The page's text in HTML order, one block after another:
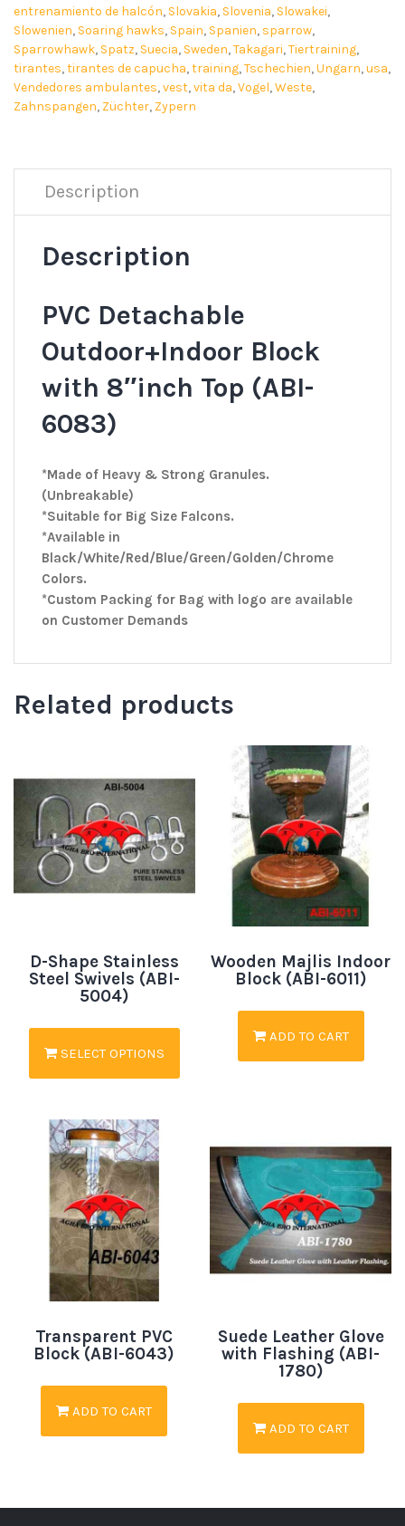
entrenamiento de halcón, Slovakia, Slovenia, Slowakei,
Slowenien, Soaring hawks, Spain, Spanien, sparrow,
Sparrowhawk, Spatz, Suecia, Sweden,Takagari,Tiertraining,
tirantes,tirantes de capucha,training,Tschechien,Ungarn,usa,
Vendedores ambulantes,vest,vita da,Vogel,Weste,
Zahnspangen, Züchter, Zypern
Description
Description
PVC Detachable
Outdoor+Indoor Block
with 8″inch Top (ABI-
6083)
*Made of Heavy & Strong Granules.
(Unbreakable)
*Suitable for Big Size Falcons.
*Available in
Black/White/Red/Blue/Green/Golden/Chrome
Colors.
*Custom Packing for Bag with logo are available
on Customer Demands
Related products
D-Shape Stainless
Steel Swivels (ABI-
5004)
SELECT OPTIONS
Wooden Majlis Indoor
Block (ABI-6011)
ADD TO CART
Transparent PVC
Block (ABI-6043)
ADD TO CART
Suede Leather Glove
with Flashing (ABI-
1780)
ADD TO CART